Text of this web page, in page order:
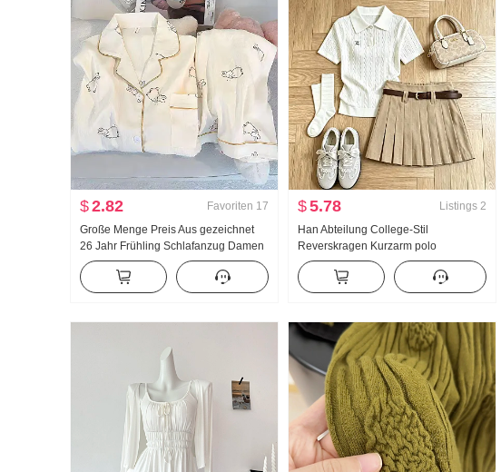
$2.82 Favoriten 17
Große Menge Preis Aus gezeichnet
26 Jahr Frühling Schlafanzug Damen
Neu Wolken Baumwolle Langarm
Klein Reverskragen Home Service
Anzug Live-Übertragung Hoch
$5.78 Listings 2
Han Abteilung College-Stil
Reverskragen Kurzarm polo
Strickpullover Anzug Damen 2026
Sommer Neu Riese Gut aussehend
Plissee Rock